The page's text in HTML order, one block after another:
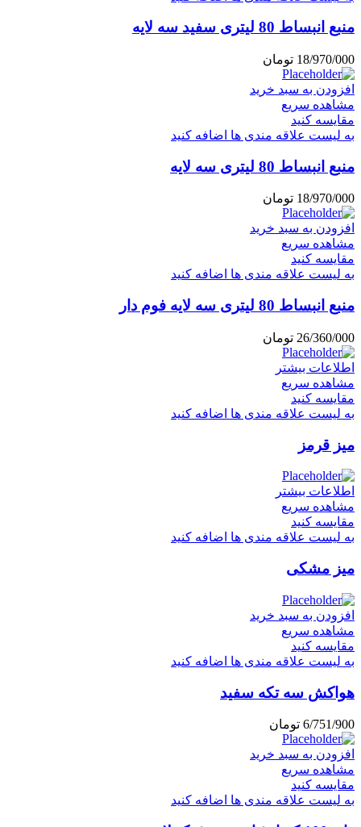
منبع انبساط 80 لیتری سفید سه لایه
18/970/000 تومان
افزودن به سبد خرید
مشاهده سریع
مقایسه کنید
به لیست علاقه مندی ها اضافه کنید
منبع انبساط 80 لیتری سه لایه
18/970/000 تومان
افزودن به سبد خرید
مشاهده سریع
مقایسه کنید
به لیست علاقه مندی ها اضافه کنید
منبع انبساط 80 لیتری سه لایه فوم دار
26/360/000 تومان
اطلاعات بیشتر
مشاهده سریع
مقایسه کنید
به لیست علاقه مندی ها اضافه کنید
میز قرمز
اطلاعات بیشتر
مشاهده سریع
مقایسه کنید
به لیست علاقه مندی ها اضافه کنید
میز مشکی
افزودن به سبد خرید
مشاهده سریع
مقایسه کنید
به لیست علاقه مندی ها اضافه کنید
هواکش سه تکه سفید
6/751/900 تومان
افزودن به سبد خرید
مشاهده سریع
مقایسه کنید
به لیست علاقه مندی ها اضافه کنید